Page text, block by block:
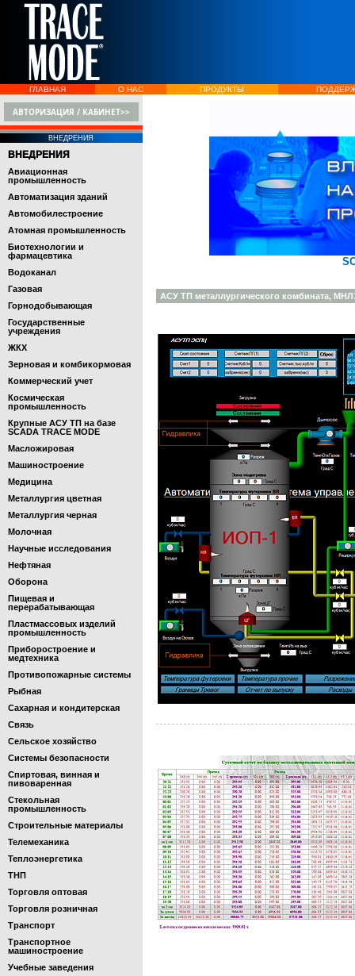
ГЛАВНАЯ О НАС ПРОДУКТЫ
АВТОРИЗАЦИЯ / КАБИНЕТ>>
ВНЕДРЕНИЯ
ВНЕДРЕНИЯ
Авиационная
промышленность
Автоматизация зданий
Автомобилестроение
Атомная промышленность
Биотехнологии и
фармацевтика
Водоканал
Газовая
Горнодобывающая
Государственные
учреждения
ЖКХ
Зерновая и комбикормовая
Коммерческий учет
Космическая
промышленность
Крупные АСУ ТП на базе
SCADA TRACE MODE
Масложировая
Машиностроение
Медицина
Металлургия цветная
Металлургия черная
Молочная
Научные исследования
Нефтяная
Оборона
Пищевая и
перерабатывающая
Пластмассовых изделий
промышленность
Приборостроение и
медтехника
Противопожарные системы
Рыбная
Сахарная и кондитерская
Связь
Сельское хозяйство
Системы безопасности
Спиртовая, винная и
пивоваренная
Стекольная
промышленность
Строительные материалы
Телемеханика
Теплоэнергетика
ТНП
Торговля оптовая
Торговля розничная
Транспорт
Транспортное
машиностроение
Учебные заведения
АСУ ТП металлургического комбината,